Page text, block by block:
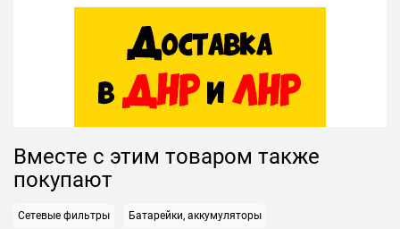
Вместе с этим товаром также
покупают
Сетевые фильтры Батарейки, аккумуляторы